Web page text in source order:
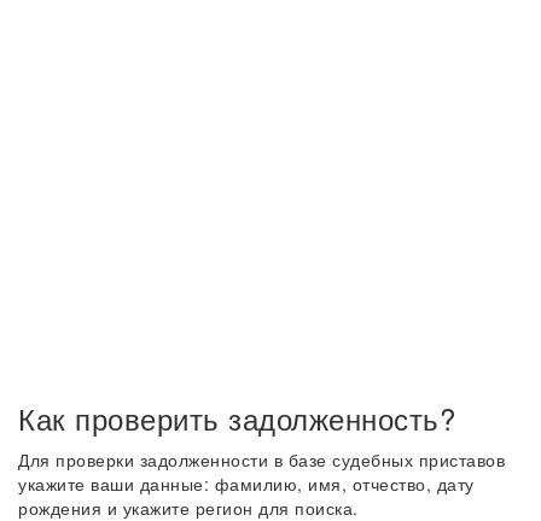
Как проверить задолженность?
Для проверки задолженности в базе судебных приставов
укажите ваши данные: фамилию, имя, отчество, дату
рождения и укажите регион для поиска.